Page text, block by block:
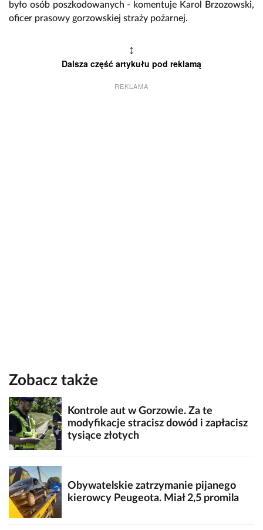
było osób poszkodowanych - komentuje Karol Brzozowski,
oficer prasowy gorzowskiej straży pożarnej.
↕
Dalsza część artykułu pod reklamą
REKLAMA
Zobacz także
Kontrole aut w Gorzowie. Za te
modyfikacje stracisz dowód i zapłacisz
tysiące złotych
Obywatelskie zatrzymanie pijanego
kierowcy Peugeota. Miał 2,5 promila